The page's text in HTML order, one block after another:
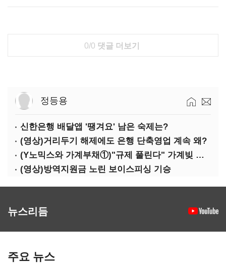
0/0 댓글 더보기
정등용
신한은행 배달앱 '땡겨요' 남은 숙제는?
(영상)거리두기 해제에도 은행 단축영업 계속 왜?
(Y노믹스와 가계부채①)"규제 풀린다" 가계빚 다시 꿈틀
(영상)방역지원금 노린 보이스피싱 기승
뉴스리듬
주요 뉴스